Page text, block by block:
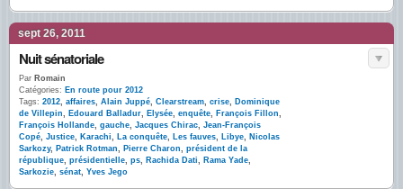
sept 26, 2011
Nuit sénatoriale
Par Romain
Catégories: En route pour 2012
Tags: 2012, affaires, Alain Juppé, Clearstream, crise, Dominique
de Villepin, Edouard Balladur, Elysée, enquête, François Fillon,
François Hollande, gauche, Jacques Chirac, Jean-François
Copé, Justice, Karachi, La conquête, Les fauves, Libye, Nicolas
Sarkozy, Patrick Rotman, Pierre Charon, président de la
république, présidentielle, ps, Rachida Dati, Rama Yade,
Sarkozie, sénat, Yves Jego